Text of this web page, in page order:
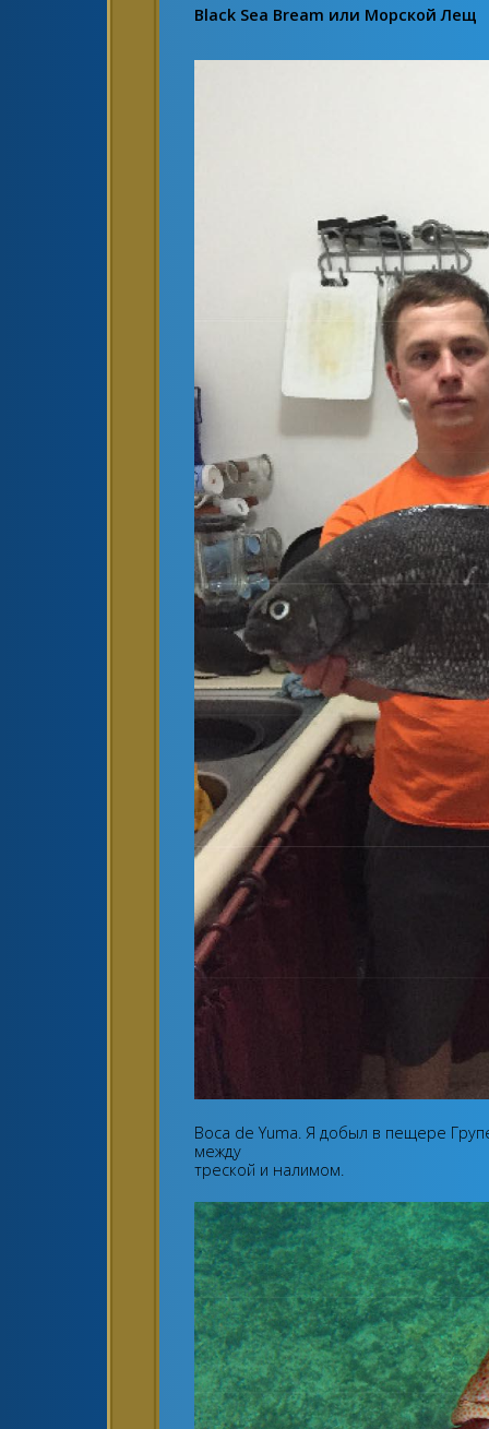
Black Sea Bream или Морской Лещ
Boca de Yuma. Я добыл в пещере
между
треской и налимом.